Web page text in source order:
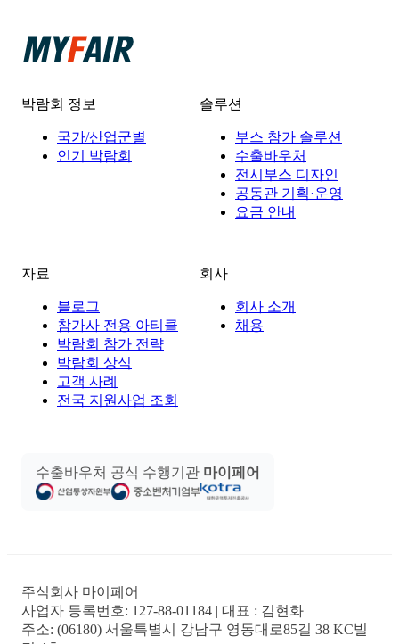
박람회 정보
국가/산업군별
인기 박람회
솔루션
부스 참가 솔루션
수출바우처
전시부스 디자인
공동관 기획·운영
요금 안내
자료
블로그
참가사 전용 아티클
박람회 참가 전략
박람회 상식
고객 사례
전국 지원사업 조회
회사
회사 소개
채용
수출바우처 공식 수행기관 마이페어
주식회사 마이페어
사업자 등록번호: 127-88-01184 | 대표 : 김현화
주소: (06180) 서울특별시 강남구 영동대로85길 38 KC빌